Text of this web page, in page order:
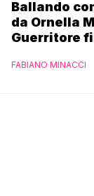
Ballando
da Ornella
Guerritore
l’esclusiva
FABIANO MINACCI